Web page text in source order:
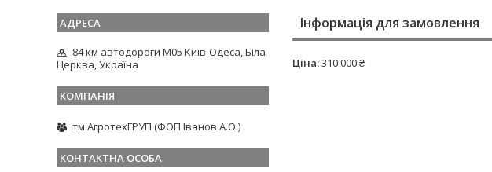
Інформація для замовлення
Ціна:310 000 ₴
84 км автодороги М05 Київ-Одеса, Біла
Церква, Україна
тм АгротехГРУП (ФОП Іванов А.О.)